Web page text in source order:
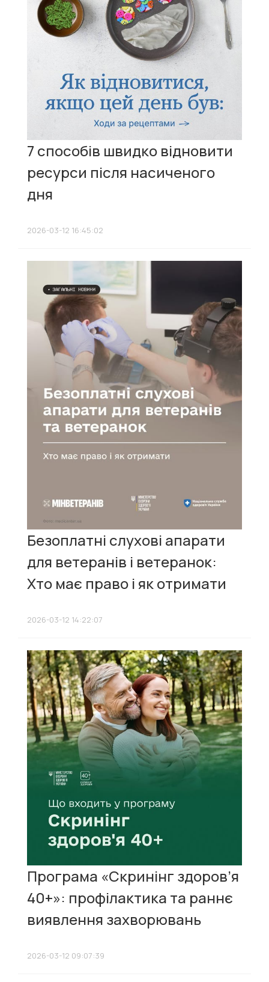
7 способів швидко відновити
ресурси після насиченого
дня
2026-03-12 16:45:02
Безоплатні слухові апарати
для ветеранів і ветеранок:
Хто має право і як отримати
2026-03-12 14:22:07
Програма «Скринінг здоров’я
40+»: профілактика та раннє
виявлення захворювань
2026-03-12 09:07:39